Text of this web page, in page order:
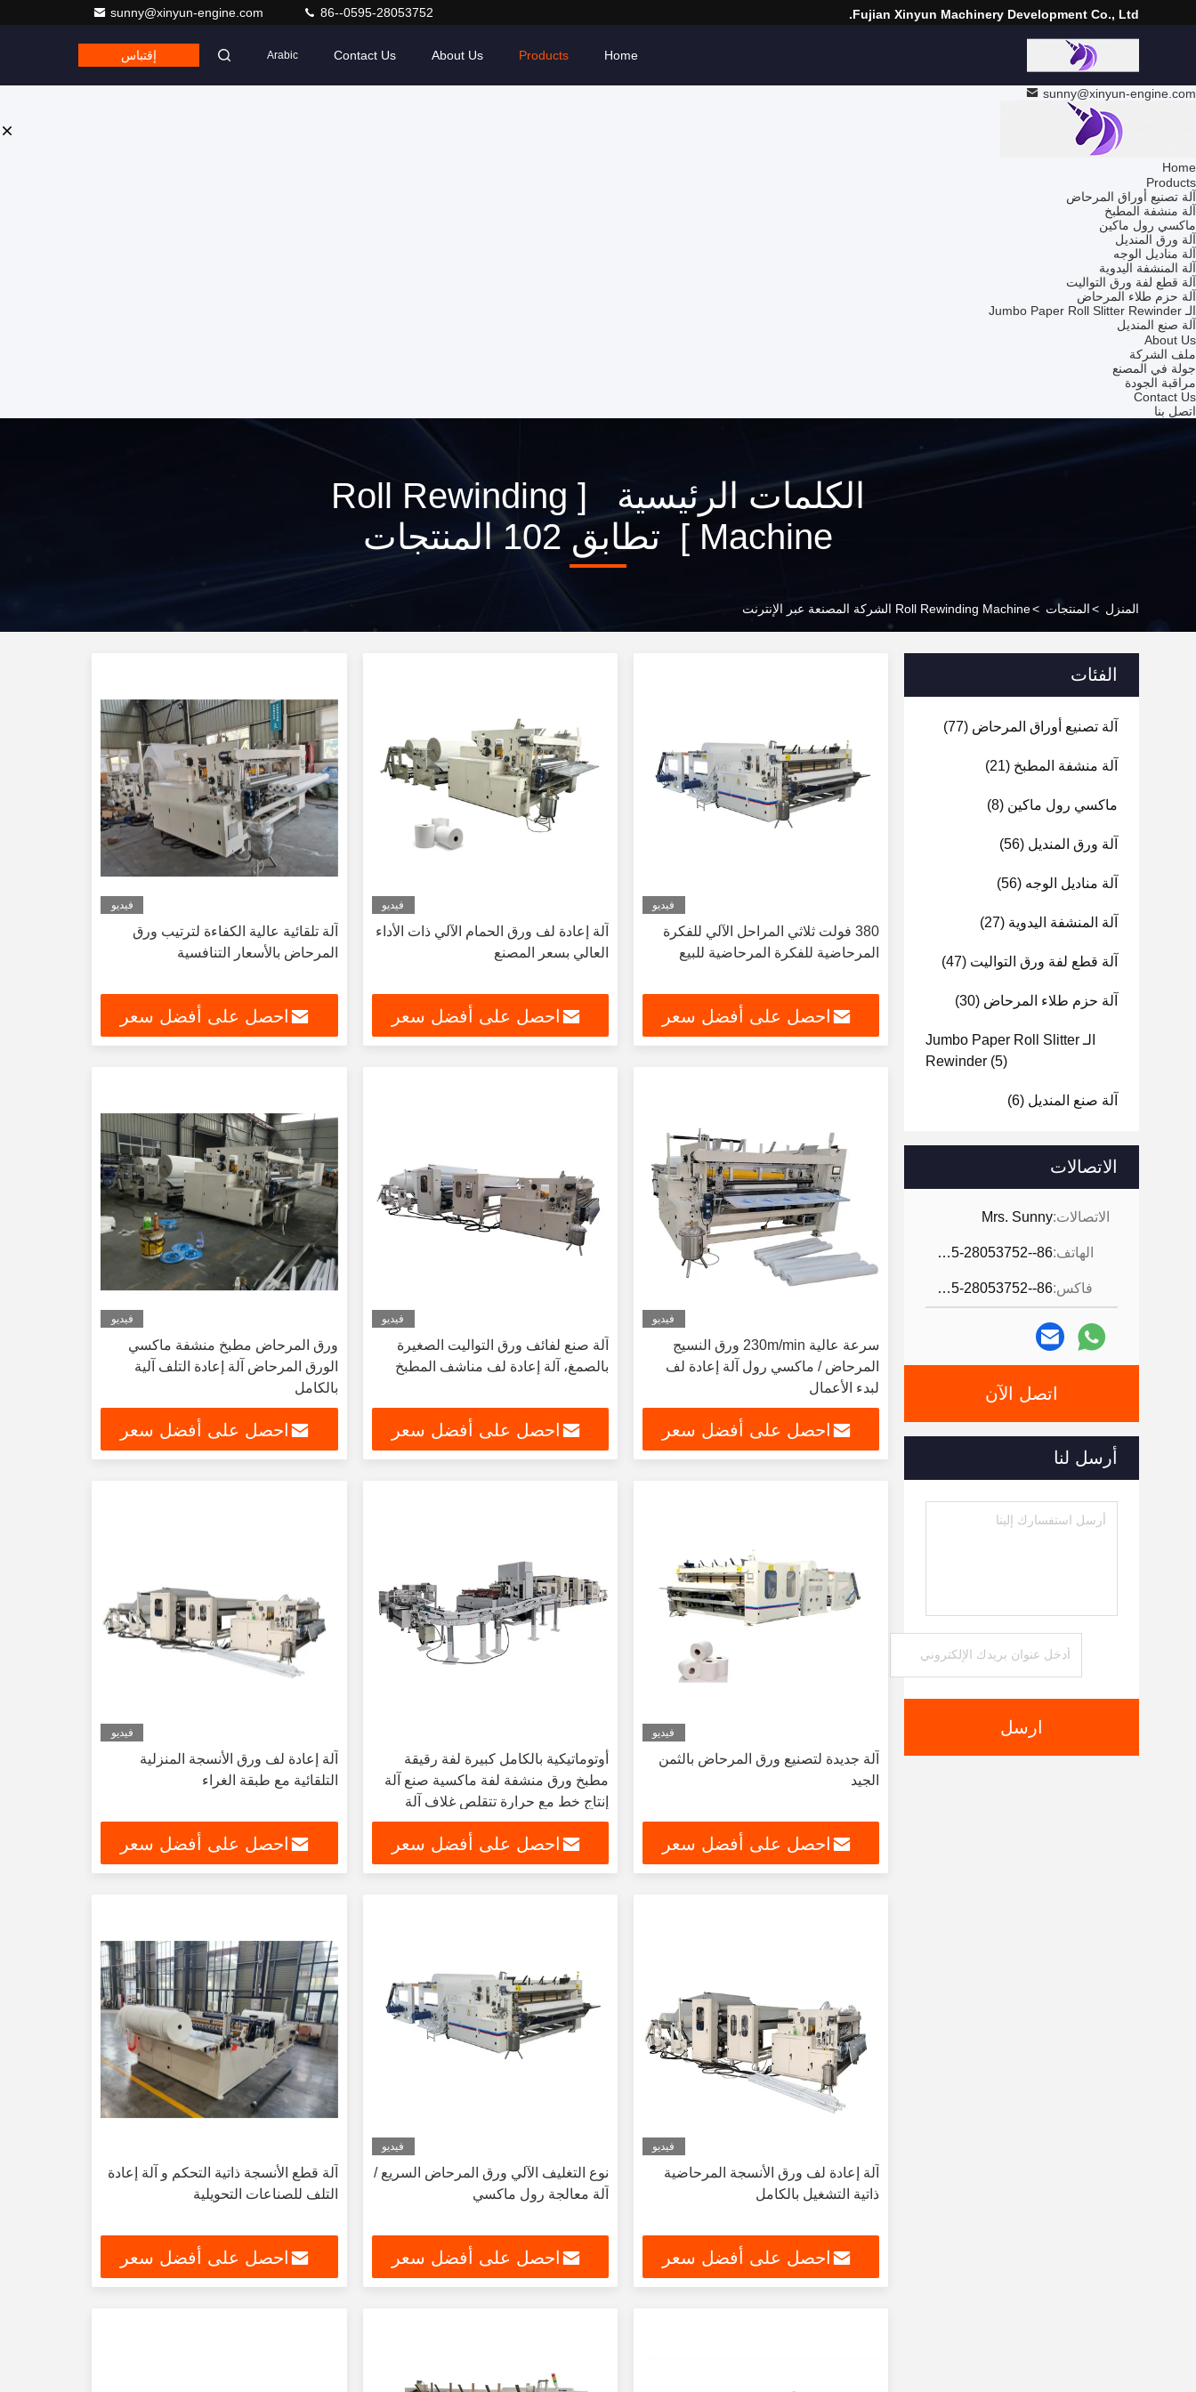
Fujian Xinyun Machinery Development Co., Ltd.
sunny@xinyun-engine.com 86--0595-28053752
Home
Products
About Us
Contact Us
Arabic إقتباس
sunny@xinyun-engine.com
Home
Products
آلة تصنيع أوراق المرحاض
آلة منشفة المطبخ
ماكسي رول ماكين
آلة ورق المنديل
آلة مناديل الوجه
آلة المنشفة اليدوية
آلة قطع لفة ورق التواليت
آلة حزم طلاء المرحاض
الـ Jumbo Paper Roll Slitter Rewinder
آلة صنع المنديل
About Us
ملف الشركة
جولة في المصنع
مراقبة الجودة
Contact Us
اتصل بنا
الكلمات الرئيسية [ Roll Rewinding
Machine ] تطابق 102 المنتجات
المنزل >المنتجات >Roll Rewinding Machine الشركة المصنعة عبر الإنترنت
الفئات
آلة تصنيع أوراق المرحاض (77)
آلة منشفة المطبخ (21)
ماكسي رول ماكين (8)
آلة ورق المنديل (56)
آلة مناديل الوجه (56)
آلة المنشفة اليدوية (27)
آلة قطع لفة ورق التواليت (47)
آلة حزم طلاء المرحاض (30)
الـ Jumbo Paper Roll Slitter
Rewinder (5)
آلة صنع المنديل (6)
الاتصالات
الاتصالات:Mrs. Sunny
الهاتف: 86--0595-28053752
فاكس: 86--0595-28053752
اتصل الآن
أرسل لنا
ارسل
فيديو
380 فولت ثلاثي المراحل الآلي للفكرة
المرحاضية للفكرة المرحاضية للبيع
احصل على أفضل سعر
فيديو
آلة إعادة لف ورق الحمام الآلي ذات الأداء
العالي بسعر المصنع
احصل على أفضل سعر
فيديو
آلة تلقائية عالية الكفاءة لترتيب ورق
المرحاض بالأسعار التنافسية
احصل على أفضل سعر
فيديو
سرعة عالية 230m/min ورق النسيج
المرحاض / ماكسي رول آلة إعادة لف
لبدء الأعمال
احصل على أفضل سعر
فيديو
آلة صنع لفائف ورق التواليت الصغيرة
بالصمغ، آلة إعادة لف مناشف المطبخ
احصل على أفضل سعر
فيديو
ورق المرحاض مطبخ منشفة ماكسي
الورق المرحاض آلة إعادة التلف آلية
بالكامل
احصل على أفضل سعر
فيديو
آلة جديدة لتصنيع ورق المرحاض بالثمن
الجيد
احصل على أفضل سعر
أوتوماتيكية بالكامل كبيرة لفة رقيقة
مطبخ ورق منشفة لفة ماكسية صنع آلة
إنتاج خط مع حرارة تتقلص غلاف آلة
احصل على أفضل سعر
فيديو
آلة إعادة لف ورق الأنسجة المنزلية
التلقائية مع طبقة الغراء
احصل على أفضل سعر
فيديو
آلة إعادة لف ورق الأنسجة المرحاضية
ذاتية التشغيل بالكامل
احصل على أفضل سعر
فيديو
نوع التغليف الآلي ورق المرحاض السريع /
آلة معالجة رول ماكسي
احصل على أفضل سعر
آلة قطع الأنسجة ذاتية التحكم و آلة إعادة
التلف للصناعات التحويلية
احصل على أفضل سعر